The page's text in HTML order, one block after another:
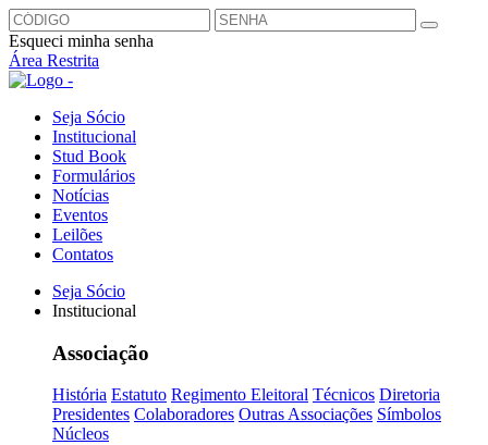
Esqueci minha senha
Área Restrita
Seja Sócio
Institucional
Stud Book
Formulários
Notícias
Eventos
Leilões
Contatos
Seja Sócio
Institucional
Associação
História Estatuto Regimento Eleitoral Técnicos Diretoria
Presidentes Colaboradores Outras Associações Símbolos
Núcleos